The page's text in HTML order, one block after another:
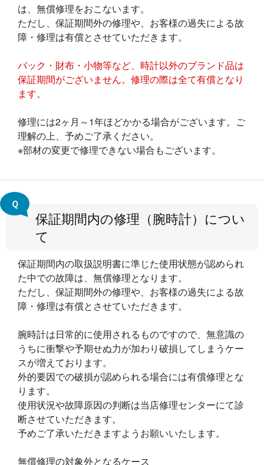
は、無償修理をおこないます。
ただし、保証期間外の修理や、お客様の過失による故
障・修理は有償とさせていただきます。
バック・財布・小物等など、時計以外のブランド品は
保証期間がございません。修理の際は全て有償となり
ます。
修理には2ヶ月～1年ほどかかる場合がございます。ご
理解の上、予めご了承ください。
※部材の変更で修理できない場合もございます。
Ｑ
保証期間内の修理（腕時計）につい
て
保証期間内の取扱説明書に準じた使用状態が認められ
た中での故障は、無償修理となります。
ただし、保証期間外の修理や、お客様の過失による故
障・修理は有償とさせていただきます。
腕時計は日常的に使用されるものですので、無意識の
うちに衝撃や予期せぬ力が加わり破損してしまうケー
スが増えております。
外的要因での破損が認められる場合には有償修理とな
ります。
使用状況や故障原因の判断は当店修理センターにて診
断させていただきます。
予めご了承いただきますようお願いいたします。
無償修理の対象外となるケース